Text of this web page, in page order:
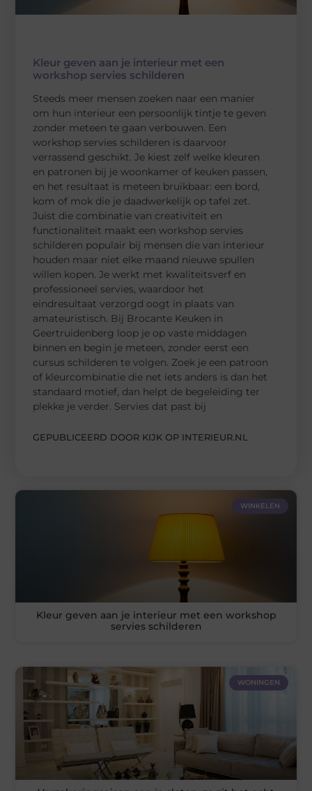
Kleur geven aan je interieur met een
workshop servies schilderen
Steeds meer mensen zoeken naar een manier
om hun interieur een persoonlijk tintje te geven
zonder meteen te gaan verbouwen. Een
workshop servies schilderen is daarvoor
verrassend geschikt. Je kiest zelf welke kleuren
en patronen bij je woonkamer of keuken passen,
en het resultaat is meteen bruikbaar: een bord,
kom of mok die je daadwerkelijk op tafel zet.
Juist die combinatie van creativiteit en
functionaliteit maakt een workshop servies
schilderen populair bij mensen die van interieur
houden maar niet elke maand nieuwe spullen
willen kopen. Je werkt met kwaliteitsverf en
professioneel servies, waardoor het
eindresultaat verzorgd oogt in plaats van
amateuristisch. Bij Brocante Keuken in
Geertruidenberg loop je op vaste middagen
binnen en begin je meteen, zonder eerst een
cursus schilderen te volgen. Zoek je een patroon
of kleurcombinatie die net iets anders is dan het
standaard motief, dan helpt de begeleiding ter
plekke je verder. Servies dat past bij
GEPUBLICEERD DOOR KIJK OP INTERIEUR.NL
WINKELEN
Kleur geven aan je interieur met een workshop
servies schilderen
WONINGEN